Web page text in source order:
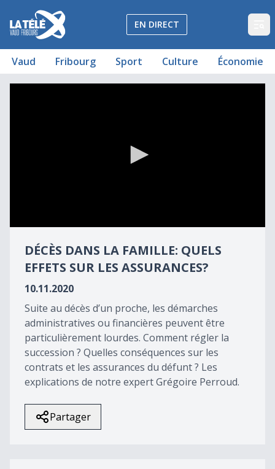
La Télé - Télévision régionale Vaud et Fribourg
EN DIRECT
Vaud Fribourg Sport Culture Économie
seconds
minutes,
seconds
DÉCÈS DANS LA FAMILLE: QUELS
EFFETS SUR LES ASSURANCES?
10.11.2020
Suite au décès d’un proche, les démarches
administratives ou financières peuvent être
particulièrement lourdes. Comment régler la
succession ? Quelles conséquences sur les
contrats et les assurances du défunt ? Les
explications de notre expert Grégoire Perroud.
Partager